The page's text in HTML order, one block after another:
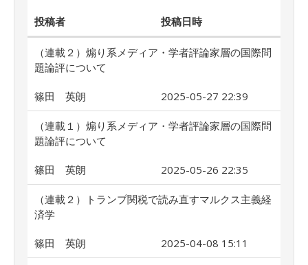
投稿者 投稿日時
（連載２）煽り系メディア・学者評論家層の国際問
題論評について
篠田 英朗 2025-05-27 22:39
（連載１）煽り系メディア・学者評論家層の国際問
題論評について
篠田 英朗 2025-05-26 22:35
（連載２）トランプ関税で読み直すマルクス主義経
済学
篠田 英朗 2025-04-08 15:11